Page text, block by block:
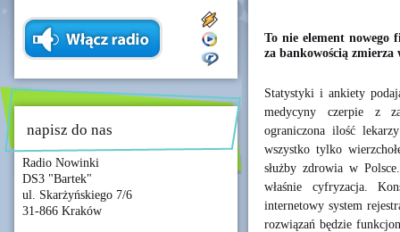
napisz do nas
Radio Nowinki
DS3 "Bartek"
ul. Skarżyńskiego 7/6
31-866 Kraków
To nie element nowego
za bankowością
Statystyki i ankiety
medycyny czerpie z
ograniczona ilość
wszystko tylko
służby zdrowia w
właśnie cyfryzacja.
internetowy system
rozwiązań będzie